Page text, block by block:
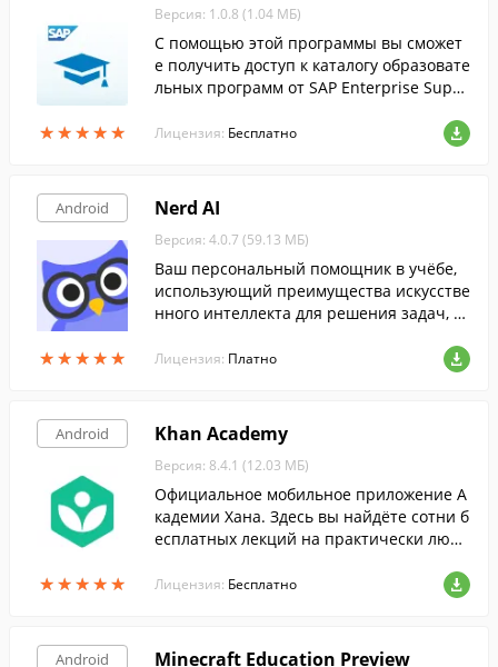
★★★★★
★★★★★
Версия: 1.0.8 (1.04 МБ)
С помощью этой программы вы сможет
е получить доступ к каталогу образовате
льных программ от SAP Enterprise Supp
и находились.
Лицензия: Бесплатно
Android
★★★★★
★★★★★
Nerd AI
Версия: 4.0.7 (59.13 МБ)
Ваш персональный помощник в учёбе,
использующий преимущества искусстве
нного интеллекта для решения задач, п
ересующие вас вопросы.
Лицензия: Платно
Android
★★★★★
★★★★★
Khan Academy
Версия: 8.4.1 (12.03 МБ)
Официальное мобильное приложение А
кадемии Хана. Здесь вы найдёте сотни б
есплатных лекций на практически люб
Лицензия: Бесплатно
Android Minecraft Education Preview